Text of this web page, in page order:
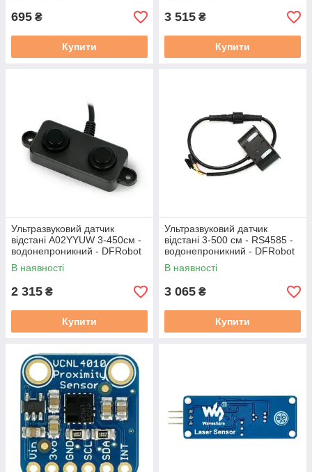
695 ₴
Купити
3 515 ₴
Купити
Ультразвуковий датчик
відстані A02YYUW 3-450см -
водонепроникний - DFRobot
SEN0311
В наявності
2 315 ₴
Купити
Ультразвуковий датчик
відстані 3-500 см - RS4585 -
водонепроникний - DFRobot
SEN0592
В наявності
3 065 ₴
Купити